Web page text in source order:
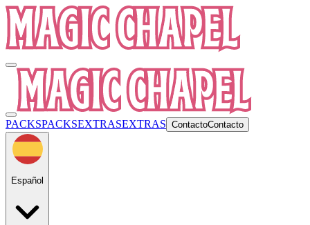
PACKSPACKSEXTRASEXTRAS ContactoContacto
Español